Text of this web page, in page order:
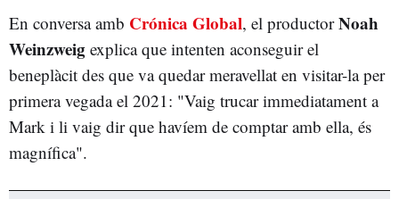
En conversa amb Crónica Global, el productorNoah
Weinzweig explica que intenten aconseguir el
beneplàcit des que va quedar meravellat en visitar-la per
primera vegada el 2021: "Vaig trucar immediatament a
Mark i li vaig dir que havíem de comptar amb ella, és
magnífica".